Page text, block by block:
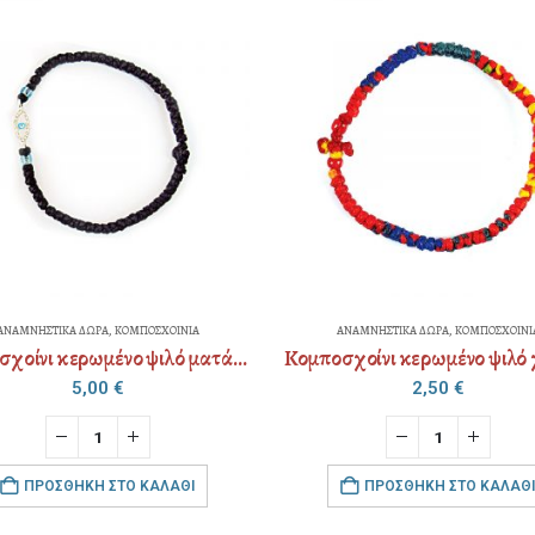
ΑΝΑΜΝΗΣΤΙΚΑ ΔΩΡΑ,ΚΟΜΠΟΣΧΟΙΝΙΑ
Κομποσχοίνι κερωμένο ψιλό χρώμα
ΠΡΟΣΘΉΚΗ ΣΤΟ ΚΑΛΆΘΙ
ΑΝΑΜΝΗΣΤΙΚΑ ΔΩΡΑ,
ΠΡΟΣΘΉΚΗ